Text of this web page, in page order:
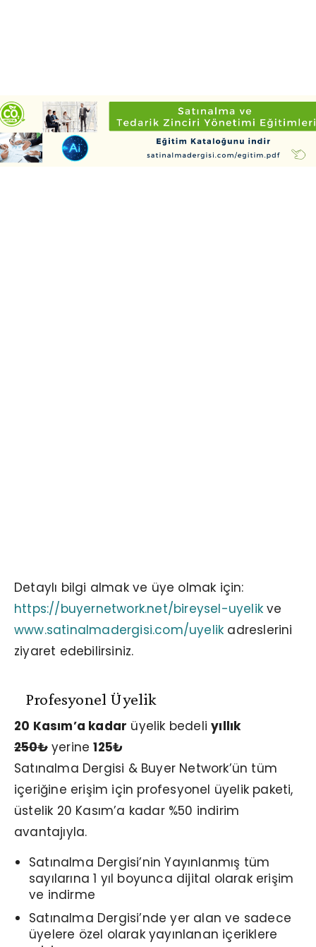
Detaylı bilgi almak ve üye olmak için:
https://buyernetwork.net/bireysel-uyelik ve
www.satinalmadergisi.com/uyelik adreslerini
ziyaret edebilirsiniz.
Profesyonel Üyelik
20 Kasım’a kadar üyelik bedeliyıllık
250₺yerine125₺
Satınalma Dergisi & Buyer Network’ün tüm
içeriğine erişim için profesyonel üyelik paketi,
üstelik 20 Kasım’a kadar %50 indirim
avantajıyla.
Satınalma Dergisi’nin Yayınlanmış tüm
sayılarına 1 yıl boyunca dijital olarak erişim
ve indirme
Satınalma Dergisi’nde yer alan ve sadece
üyelere özel olarak yayınlanan içeriklere